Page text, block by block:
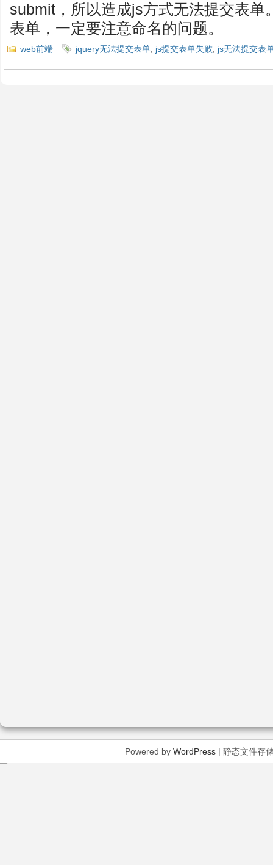
submit，所以造成js方式无法提交表单
表单，一定要注意命名的问题。
web前端 jquery无法提交表单 js提交表单失败 js无法提交表
Powered by WordPress| 静态文件存